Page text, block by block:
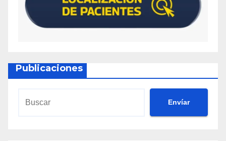
Publicaciones
Envíar